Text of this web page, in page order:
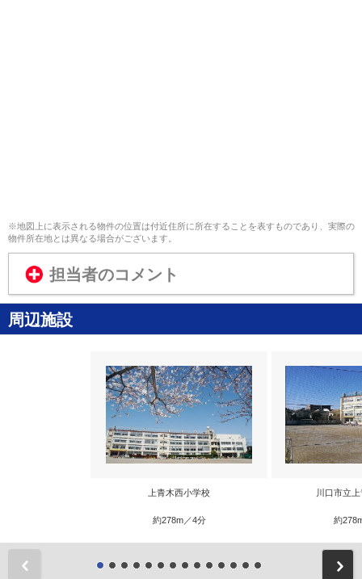
※地図上に表示される物件の位置は付近住所に所在することを表すものであり、実際の
物件所在地とは異なる場合がございます。
担当者のコメント
周辺施設
上青木西小学校
約278m／4分
川口市立
約